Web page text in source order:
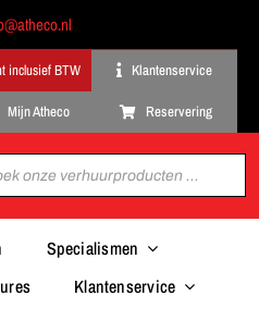
Klantenservice
Mijn Atheco Reservering
Specialismen
Klantenservice